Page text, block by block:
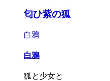
匂ひ紫の狐
白鴉
白鴉
狐と少女と